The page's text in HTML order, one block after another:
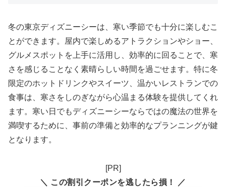
冬の東京ディズニーシーは、寒い季節でも十分に楽しむこ
とができます。屋内で楽しめるアトラクションやショー、
グルメスポットを上手に活用し、効率的に回ることで、寒
さを感じることなく素晴らしい時間を過ごせます。特に冬
限定のホットドリンクやスイーツ、温かいレストランでの
食事は、寒さをしのぎながら心温まる体験を提供してくれ
ます。寒い日でもディズニーシーならではの魔法の世界を
満喫するために、事前の準備と効率的なプランニングが鍵
となります。
[PR]
＼ この割引クーポンを逃したら損！ ／